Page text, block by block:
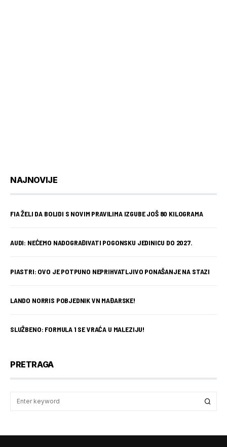
NAJNOVIJE
FIA ŽELI DA BOLIDI S NOVIM PRAVILIMA IZGUBE JOŠ 80 KILOGRAMA
AUDI: NEĆEMO NADOGRAĐIVATI POGONSKU JEDINICU DO 2027.
PIASTRI: OVO JE POTPUNO NEPRIHVATLJIVO PONAŠANJE NA STAZI
LANDO NORRIS POBJEDNIK VN MAĐARSKE!
SLUŽBENO: FORMULA 1 SE VRAĆA U MALEZIJU!
PRETRAGA